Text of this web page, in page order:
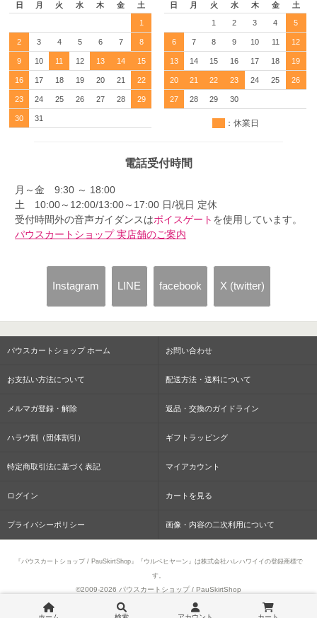
日
月 火 水 木 金 土
1
2 3 4 5 6 7 8
9 10 11 12 13 14 15
16 17 18 19 20 21 22
23 24 25 26 27 28 29
30 31
日
月 火 水 木 金 土
1 2 3 4 5
6 7 8 9 10 11 12
13 14 15 16 17 18 19
20 21 22 23 24 25 26
27 28 29 30
：休業日
電話受付時間
月～金 9:30 ～ 18:00
土 10:00～12:00/13:00～17:00 日/祝日 定休
受付時間外の音声ガイダンスはボイスゲート を使用しています。
パウスカートショップ 実店舗のご案内
Instagram LINE facebook X (twitter)
パウスカートショップ ホーム お問い合わせ
お支払い方法について 配送方法・送料について
メルマガ登録・解除 返品・交換のガイドライン
ハラウ割（団体割引） ギフトラッピング
特定商取引法に基づく表記 マイアカウント
ログイン カートを見る
プライバシーポリシー 画像・内容の二次利用について
『パウスカートショップ / PauSkirtShop』『ウルベヒヤーン』は株式会社ハレハワイイの登録商標で
す。
©2009-2026 パウスカートショップ / PauSkirtShop